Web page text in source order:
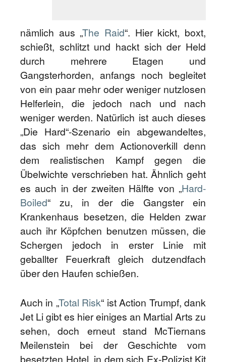
nämlich aus „The Raid“. Hier kickt, boxt,
schießt, schlitzt und hackt sich der Held
durch mehrere Etagen und
Gangsterhorden, anfangs noch begleitet
von ein paar mehr oder weniger nutzlosen
Helferlein, die jedoch nach und nach
weniger werden. Natürlich ist auch dieses
„Die Hard“-Szenario ein abgewandeltes,
das sich mehr dem Actionoverkill denn
dem realistischen Kampf gegen die
Übelwichte verschrieben hat. Ähnlich geht
es auch in der zweiten Hälfte von „Hard-
Boiled“ zu, in der die Gangster ein
Krankenhaus besetzen, die Helden zwar
auch ihr Köpfchen benutzen müssen, die
Schergen jedoch in erster Linie mit
geballter Feuerkraft gleich dutzendfach
über den Haufen schießen.
Auch in „Total Risk“ ist Action Trumpf, dank
Jet Li gibt es hier einiges an Martial Arts zu
sehen, doch erneut stand McTiernans
Meilenstein bei der Geschichte vom
besetzten Hotel, in dem sich Ex-Polizist Kit